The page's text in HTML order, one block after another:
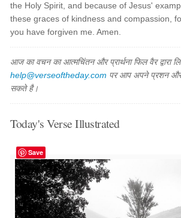
the Holy Spirit, and because of Jesus'
these graces of kindness and compassion,
you have forgiven me. Amen.
आज का वचन का आत्मचिंतन और प्रार्थना फिल वैर द्वारा
help@verseoftheday.com पर आप अपने प्रशन और
सकते है।
Today's Verse Illustrated
Save